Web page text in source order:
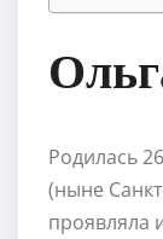
Родилась
(ныне
проявляла